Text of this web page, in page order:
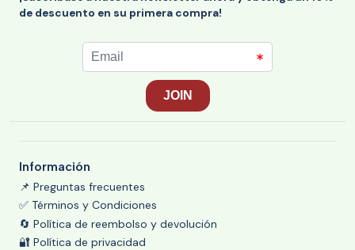
de descuento en su primera compra!
Información
📌 Preguntas frecuentes
✅ Términos y Condiciones
🔄 Política de reembolso y devolución
🔐 Política de privacidad